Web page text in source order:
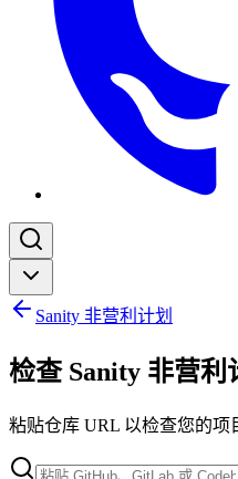
Sanity 非营利计划
检查 Sanity 非营利
粘贴仓库 URL 以检查您的项